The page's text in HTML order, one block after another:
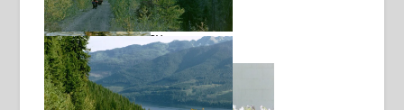
Kettle Valley Railway